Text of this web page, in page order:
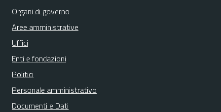
Organi di governo
Aree amministrative
Uffici
Enti e fondazioni
Politici
Personale amministrativo
Documenti e Dati